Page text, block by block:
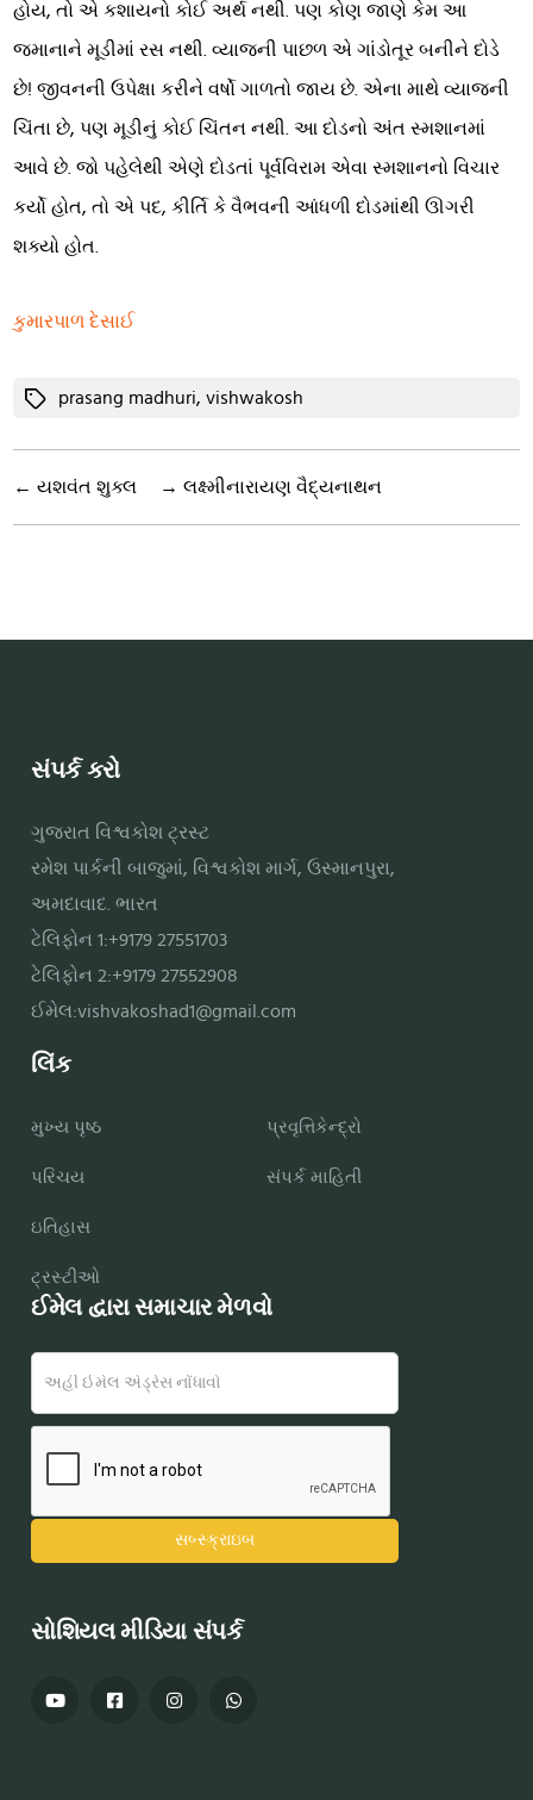
હોય, તો એ કશાયનો કોઈ અર્થ નથી. પણ કોણ જાણે કેમ આ
જમાનાને મૂડીમાં રસ નથી. વ્યાજની પાછળ એ ગાંડોતૂર બનીને દોડે
છે! જીવનની ઉપેક્ષા કરીને વર્ષો ગાળતો જાય છે. એના માથે વ્યાજની
ચિંતા છે, પણ મૂડીનું કોઈ ચિંતન નથી. આ દોડનો અંત સ્મશાનમાં
આવે છે. જો પહેલેથી એણે દોડતાં પૂર્વવિરામ એવા સ્મશાનનો વિચાર
કર્યો હોત, તો એ પદ, કીર્તિ કે વૈભવની આંધળી દોડમાંથી ઊગરી
શક્યો હોત.
કુમારપાળ દેસાઈ
Tagsprasang madhuri,vishwakosh
← યશવંત શુક્લ → લક્ષ્મીનારાયણ વૈદ્યનાથન
સંપર્ક કરો
ગુજરાત વિશ્વકોશ ટ્રસ્ટ
રમેશ પાર્કની બાજુમાં, વિશ્વકોશ માર્ગ, ઉસ્માનપુરા,
અમદાવાદ. ભારત
ટેલિફોન 1:+9179 27551703
ટેલિફોન 2:+9179 27552908
ઈમેલ:vishvakoshad1@gmail.com
લિંક
મુખ્ય પૃષ્ઠ
પરિચય
ઇતિહાસ
ટ્રસ્ટીઓ
પ્રવૃત્તિકેન્દ્રો
સંપર્ક માહિતી
ઈમેલ દ્વારા સમાચાર મેળવો
સોશિયલ મીડિયા સંપર્ક